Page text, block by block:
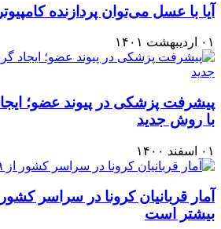
آیا با عسل می‌توان پردازنده
۰۱ اردیبهشت ۱۴۰۱
پیشرفت پزشکی در پیوند عضو؛
با روش جدید
۰۱ اسفند ۱۴۰۰
بيشتر است